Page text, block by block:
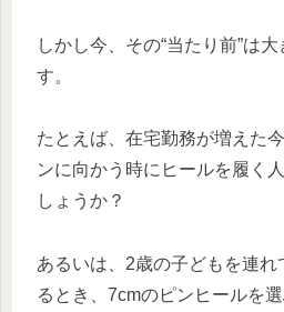
しかし今、その“当たり前”は
す。
たとえば、在宅勤務が増えた
ンに向かう時にヒールを履く
しょうか？
あるいは、2歳の子どもを連
るとき、7cmのピンヒールを